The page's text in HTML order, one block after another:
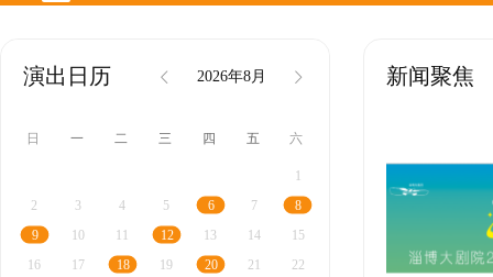
演出日历 2026年8月
日 一 二 三 四 五 六
1
2
3 4 5 6 7 8
9 10 11 12 13 14
15
16
17 18 19 20 21
22
新闻聚焦